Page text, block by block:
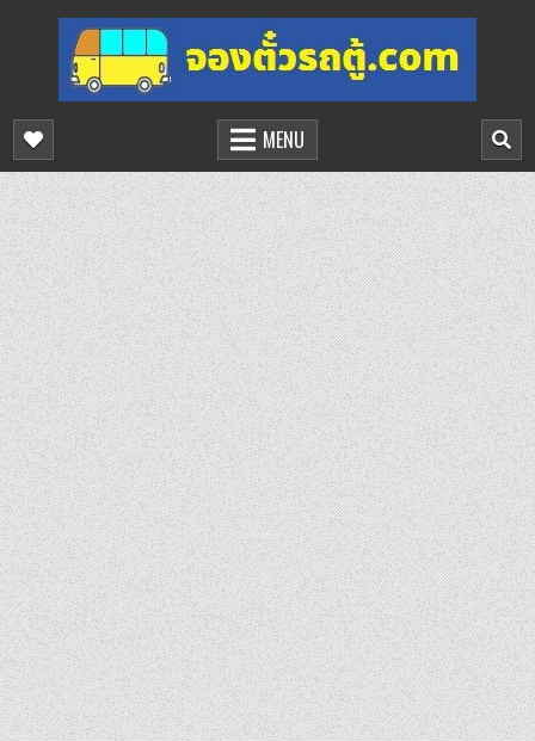
content
จองตั๋วรถตู้ออนไลน์
บริการจองตั๋วรถตู้ออนไลน์
MENU